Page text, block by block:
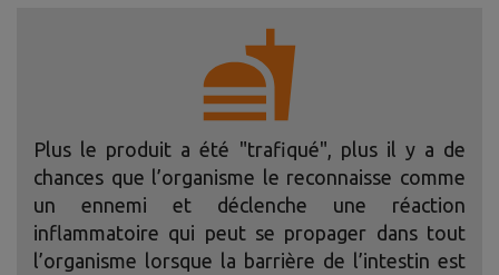
Plus le produit a été "trafiqué", plus il y a de
chances que l’organisme le reconnaisse comme
un ennemi et déclenche une réaction
inflammatoire qui peut se propager dans tout
l’organisme lorsque la barrière de l’intestin est